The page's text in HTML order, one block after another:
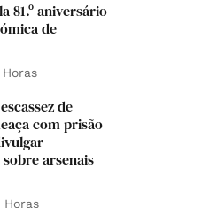
81.º aniversário
de
de
com prisão
arsenais
Horas